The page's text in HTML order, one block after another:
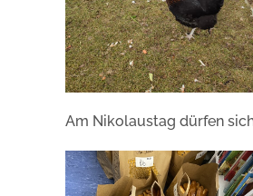
Am Nikolaustag dürfen